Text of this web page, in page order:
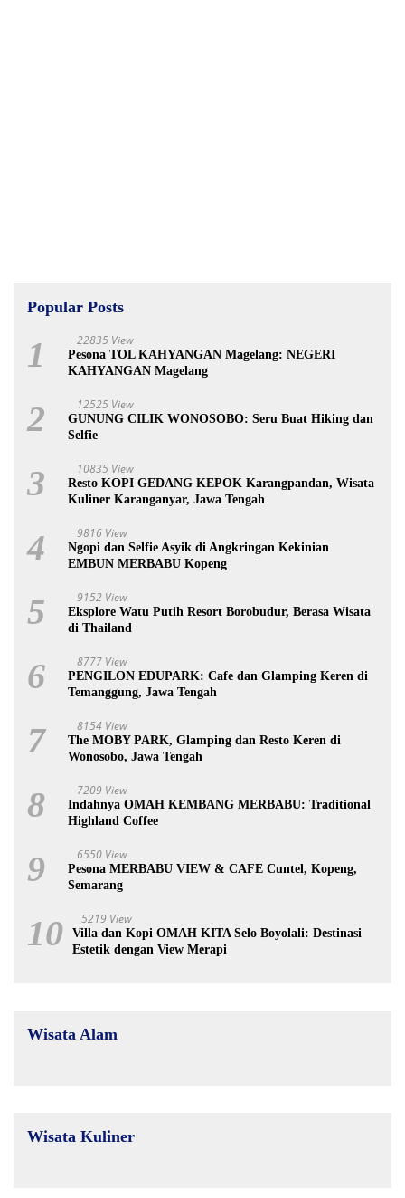
Popular Posts
1 22835 View
Pesona TOL KAHYANGAN Magelang: NEGERI
KAHYANGAN Magelang
2 12525 View
GUNUNG CILIK WONOSOBO: Seru Buat Hiking dan
Selfie
3 10835 View
Resto KOPI GEDANG KEPOK Karangpandan, Wisata
Kuliner Karanganyar, Jawa Tengah
4 9816 View
Ngopi dan Selfie Asyik di Angkringan Kekinian
EMBUN MERBABU Kopeng
5 9152 View
Eksplore Watu Putih Resort Borobudur, Berasa Wisata
di Thailand
6 8777 View
PENGILON EDUPARK: Cafe dan Glamping Keren di
Temanggung, Jawa Tengah
7 8154 View
The MOBY PARK, Glamping dan Resto Keren di
Wonosobo, Jawa Tengah
8 7209 View
Indahnya OMAH KEMBANG MERBABU: Traditional
Highland Coffee
9 6550 View
Pesona MERBABU VIEW & CAFE Cuntel, Kopeng,
Semarang
10 5219 View
Villa dan Kopi OMAH KITA Selo Boyolali: Destinasi
Estetik dengan View Merapi
Wisata Alam
Wisata Kuliner